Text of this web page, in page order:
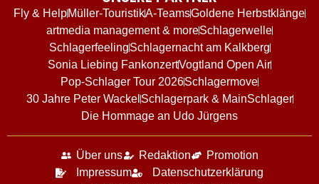
Fly & HelpMüller-TouristikA-TeamsGoldene Herbstklänge
artmedia management & moreSchlagerwelle
SchlagerfeelingSchlagernacht am Kalkberg
Sonia Liebing FankonzertVogtland Open Air
Pop-Schlager Tour 2026Schlagermove
30 Jahre Peter Wackel Schlagerpark & MainSchlager
Die Hommage an Udo Jürgens
Über uns Redaktion
Promotion
Impressum
Datenschutzerklärung